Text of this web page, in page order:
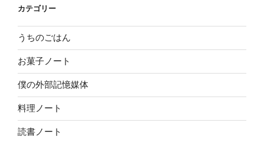
カテゴリー
うちのごはん
お菓子ノート
僕の外部記憶媒体
料理ノート
読書ノート